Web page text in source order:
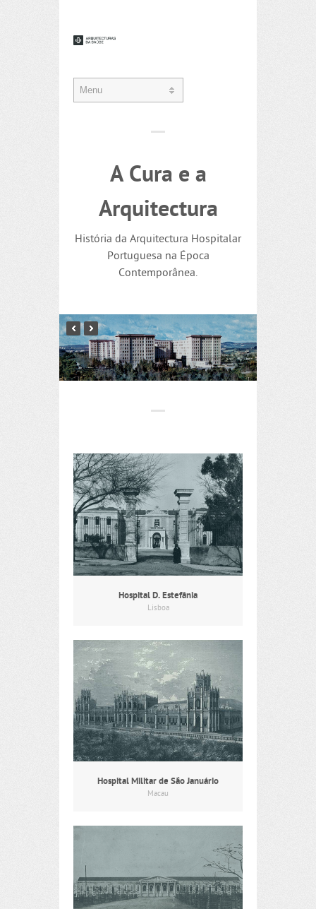
A Cura e a
Arquitectura
História da Arquitectura Hospitalar
Portuguesa na Época
Contemporânea.
Hospital D. Estefânia
Lisboa
Hospital Militar de São Januário
Macau